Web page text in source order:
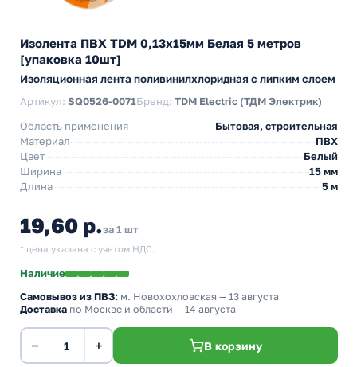
Изолента ПВХ TDM 0,13х15мм Белая 5 метров
[упаковка 10шт]
Изоляционная лента поливинилхлоридная с липким слоем
Артикул: SQ0526-0071Бренд: TDM Electric (ТДМ Электрик)
Область применения
Бытовая, строительная
Материал
ПВХ
Цвет
Белый
Ширина
15 мм
Длина
5 м
19,60 р.за 1 шт
* цена указана с учетом НДС.
Наличие
Самовывоз из ПВЗ: м. Новохохловская — 13 августа
Доставка по Москве и области — 14 августа
− + В корзину